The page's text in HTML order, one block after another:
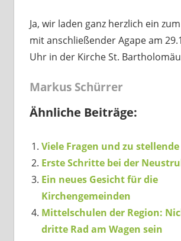
Ja, wir laden ganz herzlich ein
mit anschließender Agape am
Uhr in der Kirche St.
Markus Schürrer
Ähnliche Beiträge:
Viele Fragen und zu
Erste Schritte bei der
Ein neues Gesicht für die
Kirchengemeinden
Mittelschulen der Region:
dritte Rad am Wagen sein